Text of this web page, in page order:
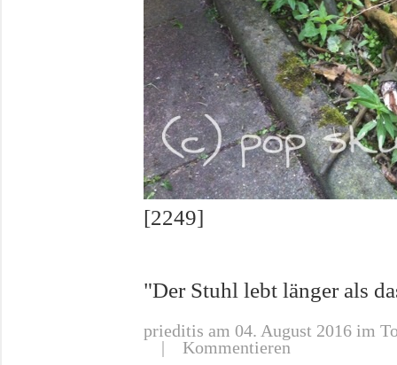
[2249]
"Der Stuhl lebt länger als
prieditis am 04. August 2016 im
| Kommentieren